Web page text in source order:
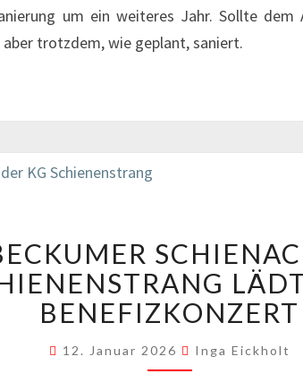
um ein weiteres Jahr. Sollte
trotzdem, wie geplant, saniert.
NEUBECKUMER
SCHIENACHOR
DER
KG
LÄDT
BENEFIZKONZERT
12. Januar 2026 Inga Eickholt